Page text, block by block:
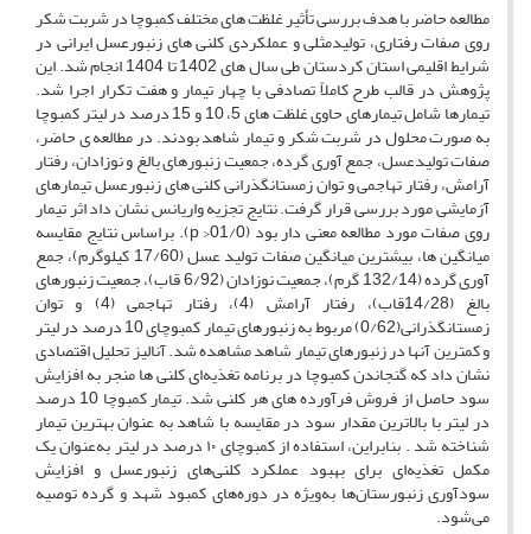
مطالعه حاضر با هدف بررسی تأثیر غلظت های مختلف کمبوچا در شربت شکر
روی صفات رفتاری، تولیدمثلی و عملکردی کلنی های زنبورعسل ایرانی در
شرایط اقلیمی استان کردستان طی سال های 1402 تا 1404 انجام شد. این
پژوهش در قالب طرح کاملاً تصادفی با چهار تیمار و هفت تکرار اجرا شد.
تیمارها شامل تیمارهای حاوی غلظت های 5، 10 و 15 درصد در لیتر کمبوچا
به صورت محلول در شربت شکر و تیمار شاهد بودند. در مطالعه ی حاضر،
صفات تولیدعسل، جمع آوری گرده، جمعیت زنبورهای بالغ و نوزادان، رفتار
آرامش، رفتار تهاجمی و توان زمستانگذرانی کلنی های زنبورعسل تیمارهای
آزمایشی مورد بررسی قرار گرفت. نتایج تجزیه واریانس نشان داد اثر تیمار
روی صفات مورد مطالعه معنی دار بود (01/0< p). براساس نتایج مقایسه
میانگین ها، بیشترین میانگین صفات تولید عسل (17/60 کیلوگرم)، جمع
آوری گرده (132/14 گرم)، جمعیت نوزادان (6/92 قاب)، جمعیت زنبورهای
بالغ (14/28قاب)، رفتار آرامش (4)، رفتار تهاجمی (4) و توان
زمستانگذرانی(0/62) مربوط به زنبورهای تیمار کمبوچای 10 درصد در لیتر
و کمترین آنها در زنبورهای تیمار شاهد مشاهده شد. آنالیز تحلیل اقتصادی
نشان داد که گنجاندن کمبوچا در برنامه تغذیه‌ای کلنی ها منجر به افزایش
سود حاصل از فروش فرآورده های هر کلنی شد. تیمار کمبوچا 10 درصد
در لیتر با بالاترین مقدار سود در مقایسه با شاهد به عنوان بهترین تیمار
شناخته شد . بنابراین، استفاده از کمبوچای ۱۰ درصد در لیتر به‌عنوان یک
مکمل تغذیه‌ای برای بهبود عملکرد کلنی‌های زنبورعسل و افزایش
سودآوری زنبورستان‌ها به‌ویژه در دوره‌های کمبود شهد و گرده توصیه
می‌شود.